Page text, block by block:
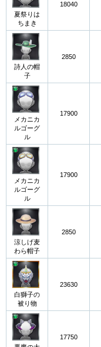
夏祭りは
ちまき
18040
詩人の帽
子
2850
メカニカ
ルゴーグ
ル
17900
メカニカ
ルゴーグ
ル
17900
涼しげ麦
わら帽子
2850
白獅子の
被り物
23630
17750